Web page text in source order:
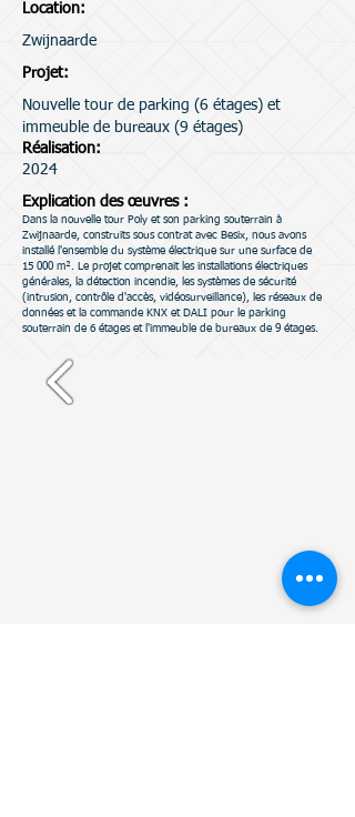
Location:
Zwijnaarde
Projet:
Nouvelle tour de parking (6 étages) et
immeuble de bureaux (9 étages)
Réalisation:
2024
Explication des œuvres :
Dans la nouvelle tour Poly et son parking souterrain à
Zwijnaarde, construits sous contrat avec Besix, nous avons
installé l'ensemble du système électrique sur une surface de
15 000 m². Le projet comprenait les installations électriques
générales, la détection incendie, les systèmes de sécurité
(intrusion, contrôle d'accès, vidéosurveillance), les réseaux de
données et la commande KNX et DALI pour le parking
souterrain de 6 étages et l'immeuble de bureaux de 9 étages.